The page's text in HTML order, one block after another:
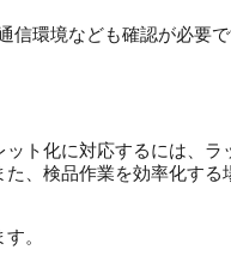
環境なども確認が必要で
ット化に対応するには、ラ
た、検品作業を効率化す
。